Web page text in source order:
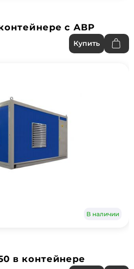
с АВР
Купить
В наличии
в контейнере